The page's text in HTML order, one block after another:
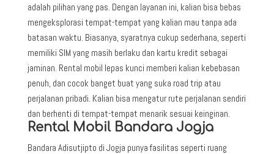
adalah pilihan yang pas. Dengan layanan ini, kalian bisa bebas
mengeksplorasi tempat-tempat yang kalian mau tanpa ada
batasan waktu. Biasanya, syaratnya cukup sederhana, seperti
memiliki SIM yang masih berlaku dan kartu kredit sebagai
jaminan. Rental mobil lepas kunci memberi kalian kebebasan
penuh, dan cocok banget buat yang suka road trip atau
perjalanan pribadi. Kalian bisa mengatur rute perjalanan sendiri
dan berhenti di tempat-tempat menarik sesuai keinginan.
Rental Mobil Bandara Jogja
Bandara Adisutjipto di Jogja punya fasilitas seperti ruang